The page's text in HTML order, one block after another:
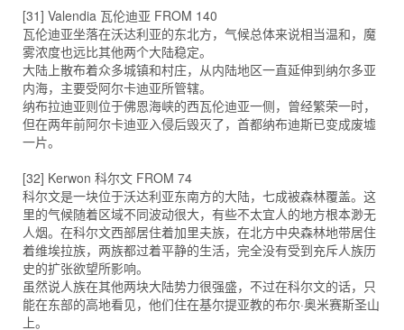
[31] Valendia 瓦伦迪亚 FROM 140
瓦伦迪亚坐落在沃达利亚的东北方，气候总体来说相当温和，魔
雾浓度也远比其他两个大陆稳定。
大陆上散布着众多城镇和村庄，从内陆地区一直延伸到纳尔多亚
内海，主要受阿尔卡迪亚所管辖。
纳布拉迪亚则位于佛恩海峡的西瓦伦迪亚一侧，曾经繁荣一时，
但在两年前阿尔卡迪亚入侵后毁灭了，首都纳布迪斯已变成废墟
一片。
[32] Kerwon 科尔文 FROM 74
科尔文是一块位于沃达利亚东南方的大陆，七成被森林覆盖。这
里的气候随着区域不同波动很大，有些不太宜人的地方根本渺无
人烟。在科尔文西部居住着加里夫族，在北方中央森林地带居住
着维埃拉族，两族都过着平静的生活，完全没有受到充斥人族历
史的扩张欲望所影响。
虽然说人族在其他两块大陆势力很强盛，不过在科尔文的话，只
能在东部的高地看见，他们住在基尔提亚教的布尔·奥米赛斯圣山
上。